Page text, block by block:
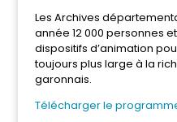
Les Archives
année 12 000 personnes
dispositifs d’animation
toujours plus large à la
garonnais.
Télécharger le